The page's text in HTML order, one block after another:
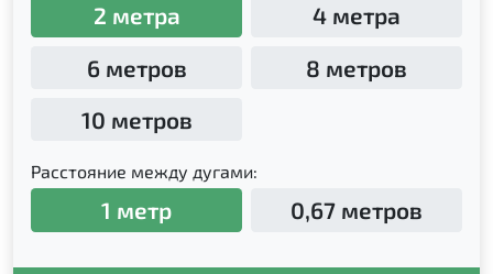
2 метра
4 метра
6 метров
8 метров
10 метров
Расстояние между дугами:
1 метр 0,67 метров